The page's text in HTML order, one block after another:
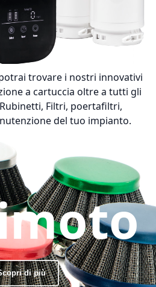
trovare i nostri innovativi
a cartuccia oltre a tutti gli
Filtri, poertafiltri,
del tuo impianto.
di più